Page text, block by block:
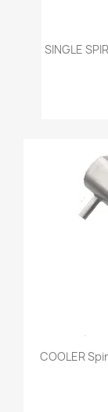
SINGLE
COOLER